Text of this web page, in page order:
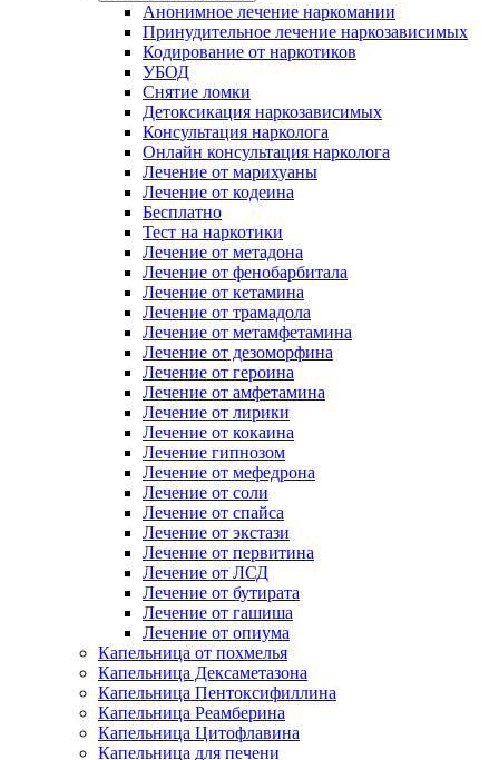
Анонимное лечение наркомании
Принудительное лечение наркозависимых
Кодирование от наркотиков
УБОД
Снятие ломки
Детоксикация наркозависимых
Консультация нарколога
Онлайн консультация нарколога
Лечение от марихуаны
Лечение от кодеина
Бесплатно
Тест на наркотики
Лечение от метадона
Лечение от фенобарбитала
Лечение от кетамина
Лечение от трамадола
Лечение от метамфетамина
Лечение от дезоморфина
Лечение от героина
Лечение от амфетамина
Лечение от лирики
Лечение от кокаина
Лечение гипнозом
Лечение от мефедрона
Лечение от соли
Лечение от спайса
Лечение от экстази
Лечение от первитина
Лечение от ЛСД
Лечение от бутирата
Лечение от гашиша
Лечение от опиума
Капельница от похмелья
Капельница Дексаметазона
Капельница Пентоксифиллина
Капельница Реамберина
Капельница Цитофлавина
Капельница для печени